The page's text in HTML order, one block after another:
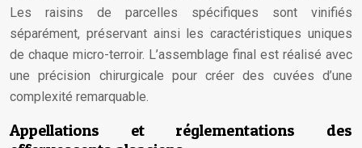
Les raisins de parcelles spécifiques sont vinifiés
séparément, préservant ainsi les caractéristiques uniques
de chaque micro-terroir. L’assemblage final est réalisé avec
une précision chirurgicale pour créer des cuvées d’une
complexité remarquable.
Appellations et réglementations des